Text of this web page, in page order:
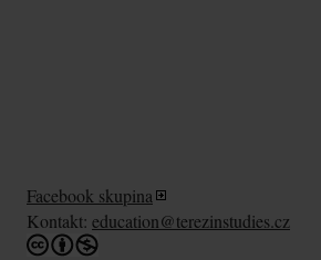
Facebook skupina
Kontakt: education@terezinstudies.cz